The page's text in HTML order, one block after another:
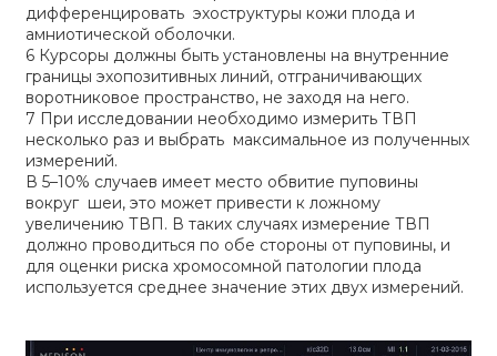
дифференцировать эхоструктуры кожи плода и
амниотической оболочки.
6 Курсоры должны быть установлены на внутренние
границы эхопозитивных линий, отграничивающих
воротниковое пространство, не заходя на него.
7 При исследовании необходимо измерить ТВП
несколько раз и выбрать максимальное из полученных
измерений.
В 5–10% случаев имеет место обвитие пуповины
вокруг шеи, это может привести к ложному
увеличению ТВП. В таких случаях измерение ТВП
должно проводиться по обе стороны от пуповины, и
для оценки риска хромосомной патологии плода
используется среднее значение этих двух измерений.